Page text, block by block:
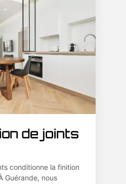
de joints
conditionne la finition
Guérande, nous